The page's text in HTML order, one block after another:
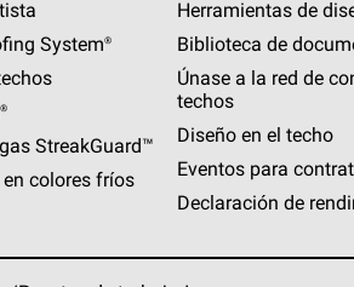
System®
StreakGuard™
colores fríos
Herramientas de
Biblioteca de
Únase a la red de
techos
Diseño en el techo
Eventos para
Declaración de